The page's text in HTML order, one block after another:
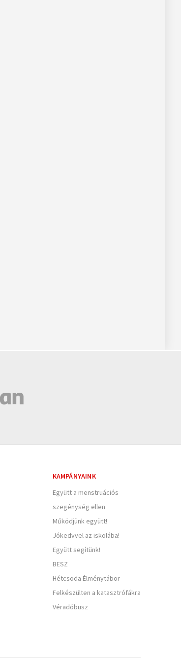
KAMPÁNYAINK
Együtt a menstruációs
szegénység ellen
Működjünk együtt!
Jókedvvel az iskolába!
Együtt segítünk!
BESZ
Hétcsoda Élménytábor
Felkészülten a katasztrófákra
Véradóbusz